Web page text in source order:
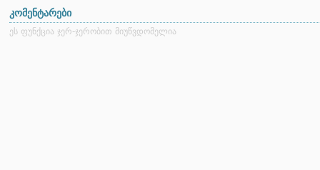
კომენტარები
ეს ფუნქცია ჯერ-ჯერობით მიუწვდომელია